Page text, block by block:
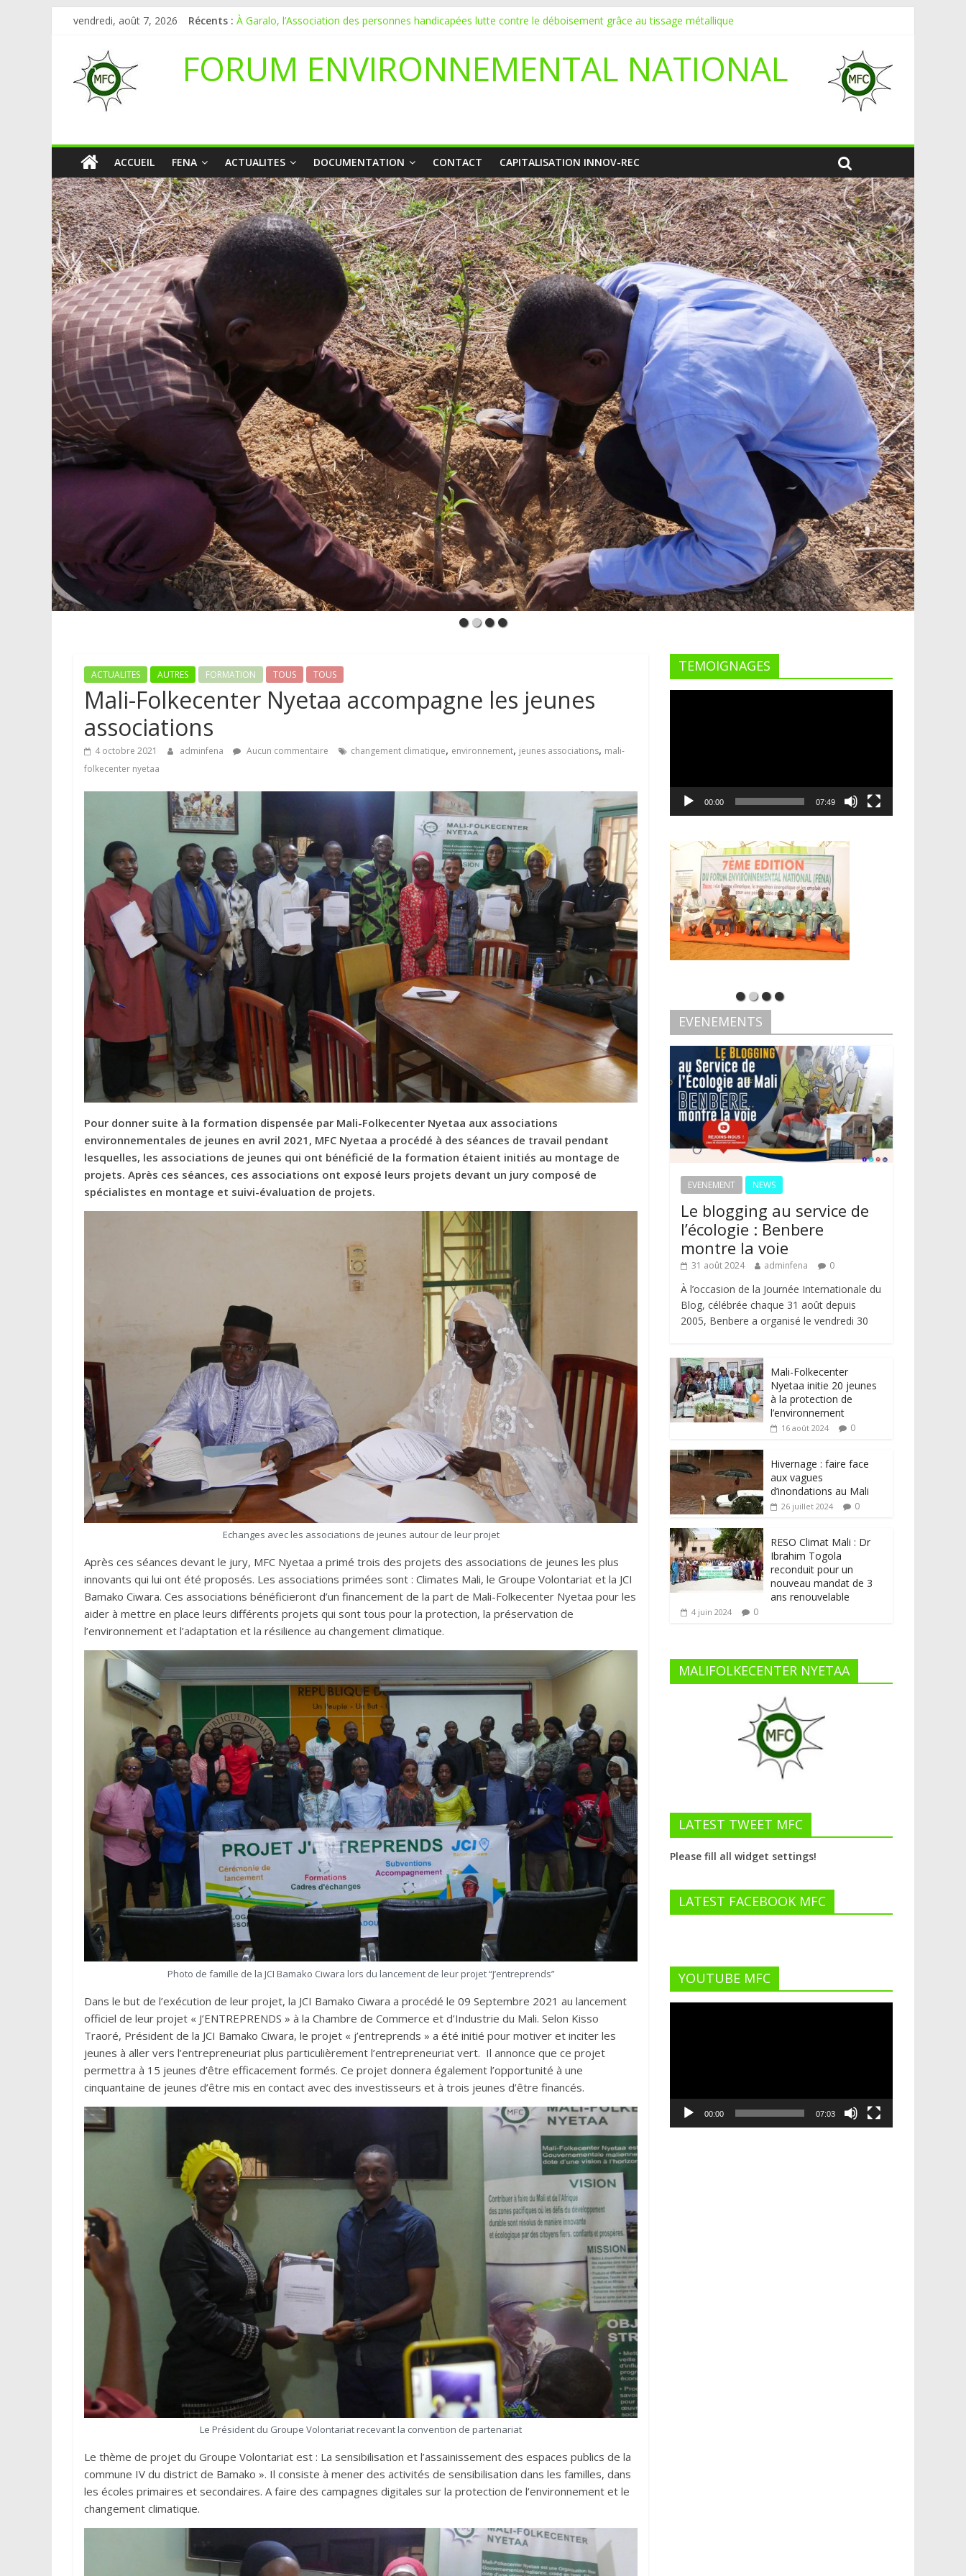
vendredi, août 7, 2026 Récents :
Mali-Folkecenter Nyetaa initie 20 jeunes à la protection de l’environnement
À Garalo, l’Association des personnes handicapées lutte contre le déboisement grâce au tissage métallique
Le blogging au service de l’écologie : Benbere montre la voie
Inondations : le Mali déclare l’état de catastrophe nationale
FORUM ENVIRONNEMENTAL NATIONAL
ACCUEIL FENA ACTUALITES DOCUMENTATION CONTACT CAPITALISATION INNOV-REC
ACTUALITES AUTRES FORMATION TOUS TOUS
Mali-Folkecenter Nyetaa accompagne les jeunes
associations
4 octobre 2021 adminfena Aucun commentaire changement climatique, environnement, jeunes associations, mali-
folkecenter nyetaa
Pour donner suite à la formation dispensée par Mali-Folkecenter Nyetaa aux associations
environnementales de jeunes en avril 2021, MFC Nyetaa a procédé à des séances de travail pendant
lesquelles, les associations de jeunes qui ont bénéficié de la formation étaient initiés au montage de
projets. Après ces séances, ces associations ont exposé leurs projets devant un jury composé de
spécialistes en montage et suivi-évaluation de projets.
Echanges avec les associations de jeunes autour de leur projet
Après ces séances devant le jury, MFC Nyetaa a primé trois des projets des associations de jeunes les plus
innovants qui lui ont été proposés. Les associations primées sont : Climates Mali, le Groupe Volontariat et la JCI
Bamako Ciwara. Ces associations bénéficieront d’un financement de la part de Mali-Folkecenter Nyetaa pour les
aider à mettre en place leurs différents projets qui sont tous pour la protection, la préservation de
l’environnement et l’adaptation et la résilience au changement climatique.
Photo de famille de la JCI Bamako Ciwara lors du lancement de leur projet “J’entreprends”
Dans le but de l’exécution de leur projet, la JCI Bamako Ciwara a procédé le 09 Septembre 2021 au lancement
officiel de leur projet « J’ENTREPRENDS » à la Chambre de Commerce et d’Industrie du Mali. Selon Kisso
Traoré, Président de la JCI Bamako Ciwara, le projet « j’entreprends » a été initié pour motiver et inciter les
jeunes à aller vers l’entrepreneuriat plus particulièrement l’entrepreneuriat vert. Il annonce que ce projet
permettra à 15 jeunes d’être efficacement formés. Ce projet donnera également l’opportunité à une
cinquantaine de jeunes d’être mis en contact avec des investisseurs et à trois jeunes d’être financés.
Le Président du Groupe Volontariat recevant la convention de partenariat
Le thème de projet du Groupe Volontariat est : La sensibilisation et l’assainissement des espaces publics de la
commune IV du district de Bamako ». Il consiste à mener des activités de sensibilisation dans les familles, dans
les écoles primaires et secondaires. A faire des campagnes digitales sur la protection de l’environnement et le
changement climatique.
TEMOIGNAGES
00:00 07:49
EVENEMENTS
EVENEMENT NEWS
Le blogging au service de
l’écologie : Benbere
montre la voie
31 août 2024 adminfena 0
À l’occasion de la Journée Internationale du
Blog, célébrée chaque 31 août depuis
2005, Benbere a organisé le vendredi 30
Mali-Folkecenter
Nyetaa initie 20 jeunes
à la protection de
l’environnement
16 août 2024 0
Hivernage : faire face
aux vagues
d’inondations au Mali
26 juillet 2024 0
RESO Climat Mali : Dr
Ibrahim Togola
reconduit pour un
nouveau mandat de 3
ans renouvelable
4 juin 2024 0
MALIFOLKECENTER NYETAA
LATEST TWEET MFC
Please fill all widget settings!
LATEST FACEBOOK MFC
YOUTUBE MFC
00:00 07:03